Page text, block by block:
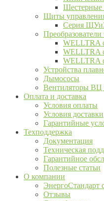
Шестерные
Щиты
Серия
Преобразователи
WELLTRA
WELLTRA
WELLTRA
Устройства
Дымососы
Вентиляторы ВЦ
Оплата и доставка
Условия оплаты
Условия доставки
Гарантийные
Техподдержка
Документация
Техническая
Гарантийное
Полезные статьи
О компании
ЭнергоСтандарт
Отзывы